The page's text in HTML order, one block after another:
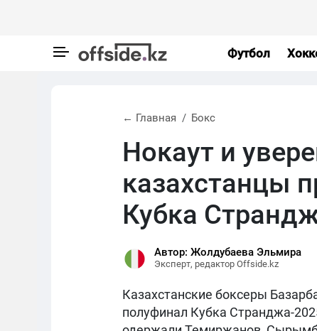
Футбол
← Главная Бокс
Нокаут и
казахстанцы
Кубка
Автор: Жолдубаева Эльмира
Эксперт, редактор Offside.kz
Казахстанские боксеры
полуфинал Кубка Странджа-